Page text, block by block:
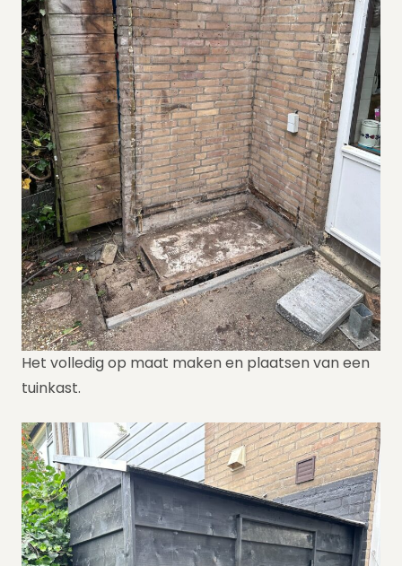
Het volledig op maat maken en plaatsen van een
tuinkast.